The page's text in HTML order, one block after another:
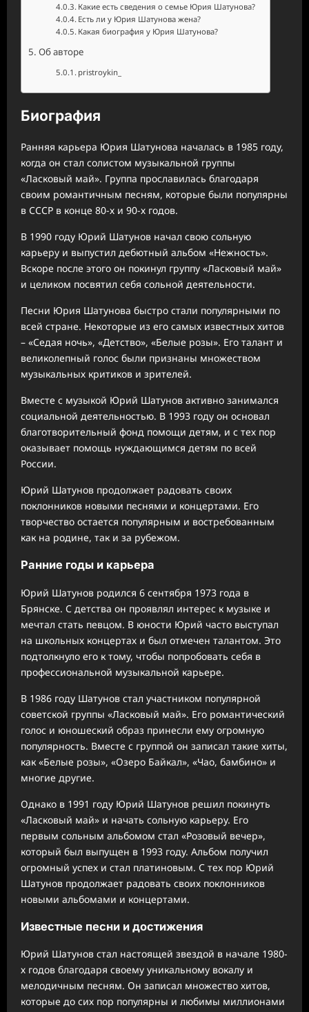
Какие есть сведения о семье Юрия Шатунова?
Есть ли у Юрия Шатунова жена?
Какая биография у Юрия Шатунова?
Об авторе
pristroykin_
Биография
Ранняя карьера Юрия Шатунова началась в 1985 году,
когда он стал солистом музыкальной группы
«Ласковый май». Группа прославилась благодаря
своим романтичным песням, которые были популярны
в СССР в конце 80-х и 90-х годов.
В 1990 году Юрий Шатунов начал свою сольную
карьеру и выпустил дебютный альбом «Нежность».
Вскоре после этого он покинул группу «Ласковый май»
и целиком посвятил себя сольной деятельности.
Песни Юрия Шатунова быстро стали популярными по
всей стране. Некоторые из его самых известных хитов
– «Седая ночь», «Детство», «Белые розы». Его талант и
великолепный голос были признаны множеством
музыкальных критиков и зрителей.
Вместе с музыкой Юрий Шатунов активно занимался
социальной деятельностью. В 1993 году он основал
благотворительный фонд помощи детям, и с тех пор
оказывает помощь нуждающимся детям по всей
России.
Юрий Шатунов продолжает радовать своих
поклонников новыми песнями и концертами. Его
творчество остается популярным и востребованным
как на родине, так и за рубежом.
Ранние годы и карьера
Юрий Шатунов родился 6 сентября 1973 года в
Брянске. С детства он проявлял интерес к музыке и
мечтал стать певцом. В юности Юрий часто выступал
на школьных концертах и был отмечен талантом. Это
подтолкнуло его к тому, чтобы попробовать себя в
профессиональной музыкальной карьере.
В 1986 году Шатунов стал участником популярной
советской группы «Ласковый май». Его романтический
голос и юношеский образ принесли ему огромную
популярность. Вместе с группой он записал такие хиты,
как «Белые розы», «Озеро Байкал», «Чао, бамбино» и
многие другие.
Однако в 1991 году Юрий Шатунов решил покинуть
«Ласковый май» и начать сольную карьеру. Его
первым сольным альбомом стал «Розовый вечер»,
который был выпущен в 1993 году. Альбом получил
огромный успех и стал платиновым. С тех пор Юрий
Шатунов продолжает радовать своих поклонников
новыми альбомами и концертами.
Известные песни и достижения
Юрий Шатунов стал настоящей звездой в начале 1980-
х годов благодаря своему уникальному вокалу и
мелодичным песням. Он записал множество хитов,
которые до сих пор популярны и любимы миллионами